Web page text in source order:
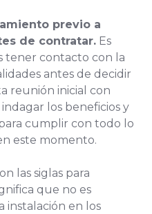
previo a
de contratar. Es
contacto con la
antes de decidir
reunión inicial con
los beneficios y
cumplir con todo lo
este momento.
las siglas para
que no es
instalación en los